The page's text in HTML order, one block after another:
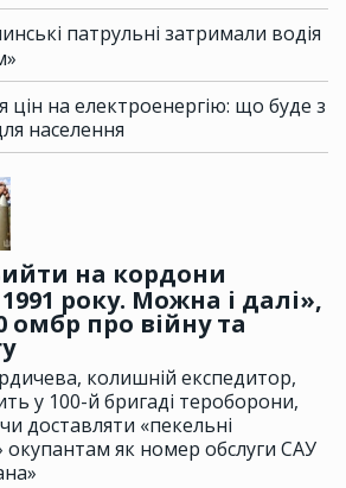
патрульні затримали водія
цін на електроенергію: що буде з
населення
на кордони
року. Можна і далі»,
омбр про війну та
колишній експедитор,
у 100-й бригаді тероборони,
доставляти «пекельні
окупантам як номер обслуги САУ